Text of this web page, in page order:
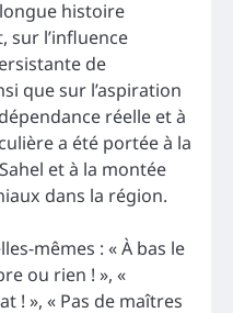
histoire
sur l’influence
de
que sur l’aspiration
réelle et à
a été portée à la
et à la montée
dans la région.
mêmes : « À bas le
ou rien ! », «
! », « Pas de maîtres